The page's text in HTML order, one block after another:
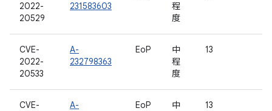
2022-
20529
231583603
程
度
CVE-
2022-
20533
A-
232798363
EoP
中
程
度
13
CVE-
A-
EoP
中
13